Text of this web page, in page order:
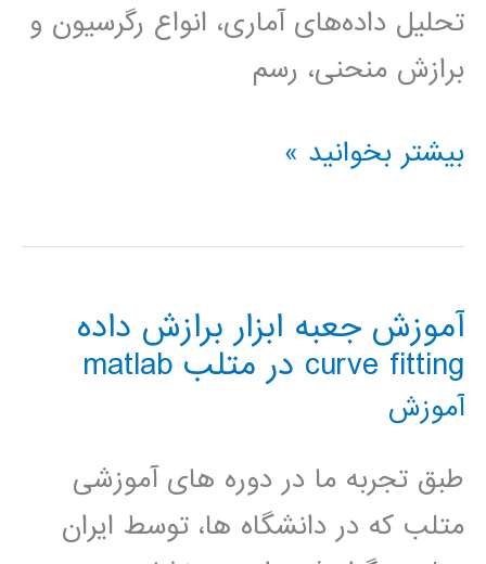
تحلیل داده‌های آماری، انواع رگرسیون‌ و
برازش‌ منحنی، رسم
دانلود
۱۲
کاربردی
نرم‌افزار
متلب
matlab
بیشتر بخوانید »
آموزش جعبه ابزار برازش داده
curve fitting در متلب matlab
آموزش
طبق تجربه ما در دوره های آموزشی
متلب که در دانشگاه ها، توسط ایران